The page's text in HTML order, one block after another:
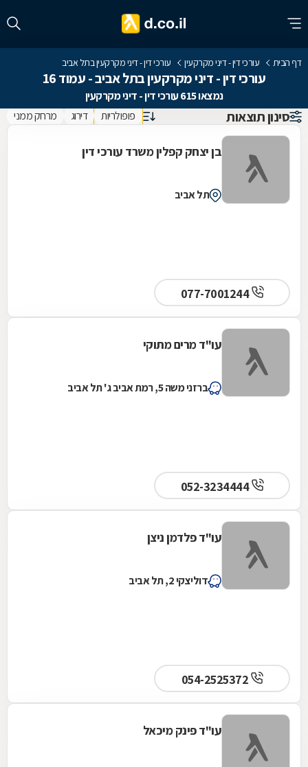
דף הבית עורכי דין - דיני מקרקעין עורכי דין - דיני מקרקעין בתל אביב
עורכי דין - דיני מקרקעין בתל אביב - עמוד 16
נמצאו 615 עורכי דין - דיני מקרקעין
סינון תוצאות פופולריות דירוג מרחק ממני
בן יצחק קפלין משרד עורכי דין
תל אביב
077-7001244
עו"ד מרים מתוקי
ברזני משה 5, רמת אביב ג' תל אביב
052-3234444
עו"ד פלדמן ניצן
דוליצקי 2, תל אביב
עו"ד פינק מיכאל